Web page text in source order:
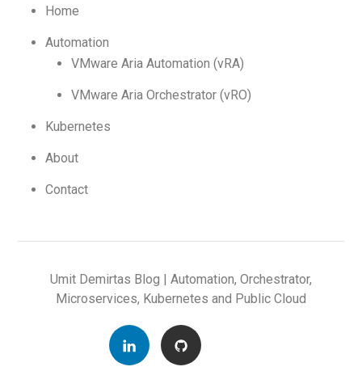
Home
Automation
VMware Aria Automation (vRA)
VMware Aria Orchestrator (vRO)
Kubernetes
About
Contact
Umit Demirtas Blog | Automation, Orchestrator,
Microservices, Kubernetes and Public Cloud
Linkedin Github